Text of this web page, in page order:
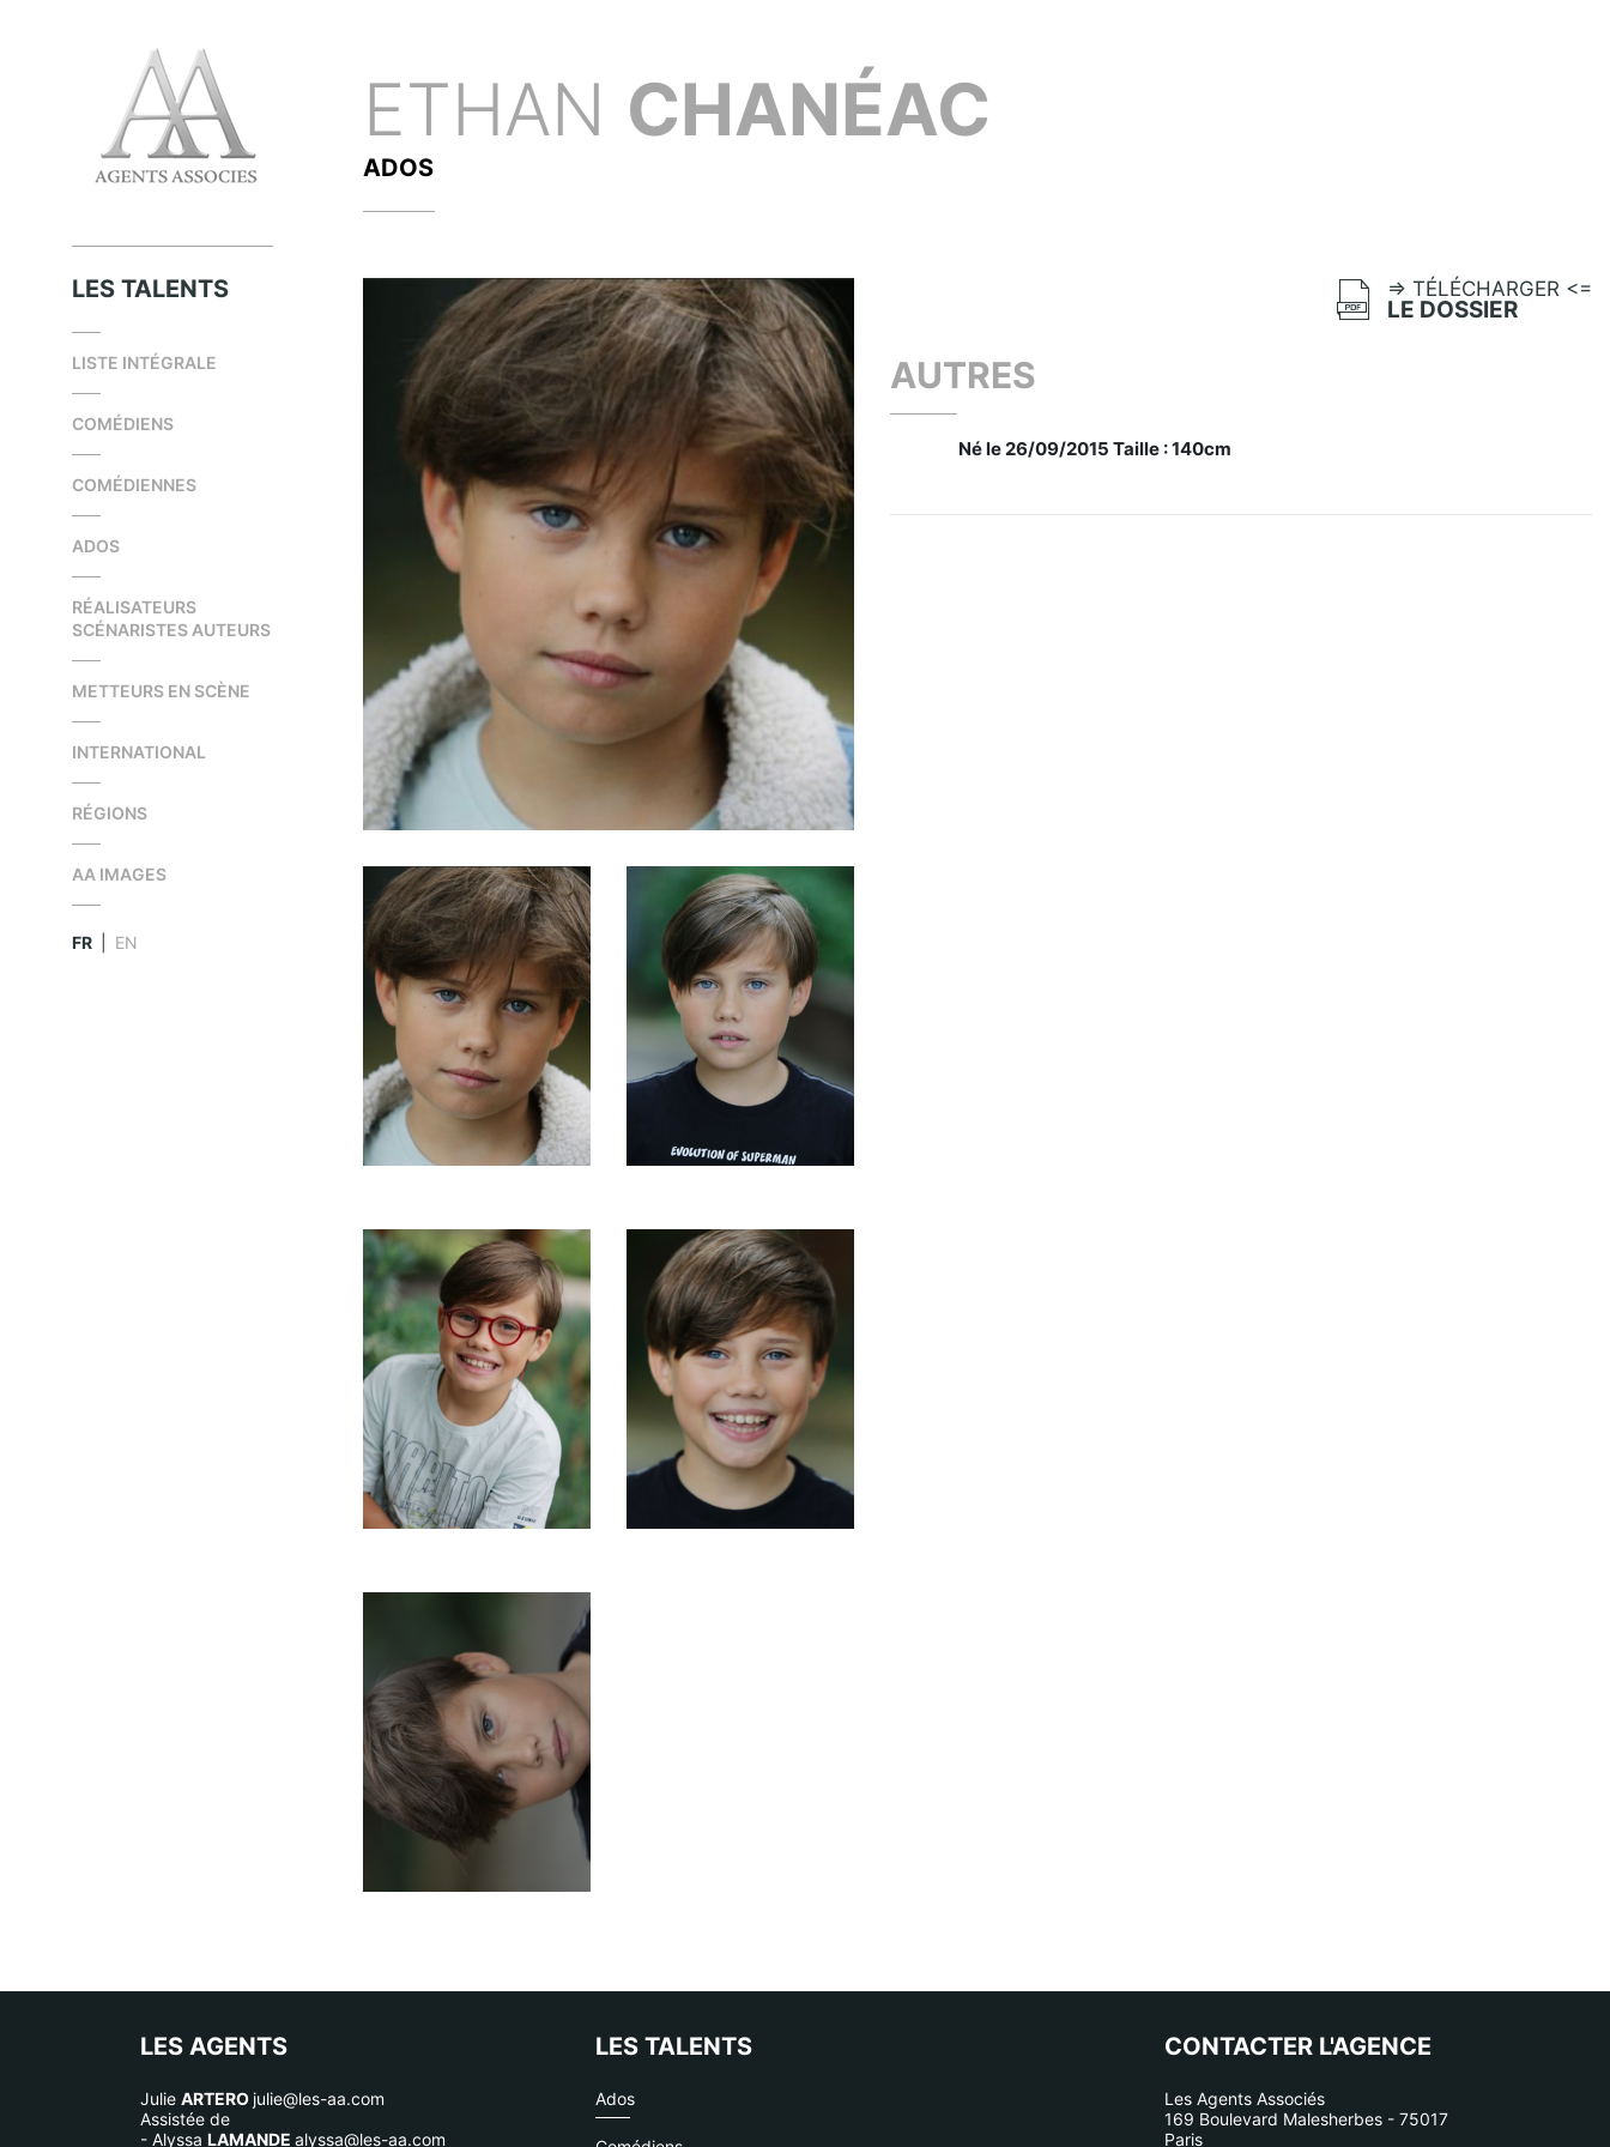
LES TALENTS
LISTE INTÉGRALE
COMÉDIENS
COMÉDIENNES
ADOS
RÉALISATEURS
SCÉNARISTES AUTEURS
METTEURS EN SCÈNE
INTERNATIONAL
RÉGIONS
AA IMAGES
FR EN
ETHAN CHANÉAC
ADOS
=> TÉLÉCHARGER <=
LE DOSSIER
AUTRES
Né le 26/09/2015 Taille : 140cm
LES AGENTS
Julie ARTERO julie@les-aa.com
Assistée de
- Alyssa LAMANDE alyssa@les-aa.com
LES TALENTS
Ados
CONTACTER L'AGENCE
Les Agents Associés
169 Boulevard Malesherbes - 75017
Paris